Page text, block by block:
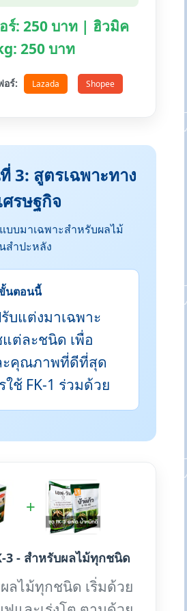
ร์: 250 บาท | ฮิวมิค
250 บาท
อร์: Lazada Shopee
3: สูตรเฉพาะทาง
รษฐกิจ
บบมาเฉพาะสำหรับผลไม้
สำปะหลัง
นตอนนี้
บแต่งมาเฉพาะ
ต่ละชนิด เพื่อ
ะคุณภาพที่ดีที่สุด
ใช้ FK-1 ร่วมด้วย
+
3 - สำหรับผลไม้ทุกชนิด
ลไม้ทุกชนิด เริ่มด้วย